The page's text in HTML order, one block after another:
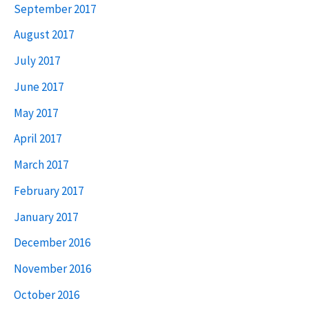
September 2017
August 2017
July 2017
June 2017
May 2017
April 2017
March 2017
February 2017
January 2017
December 2016
November 2016
October 2016